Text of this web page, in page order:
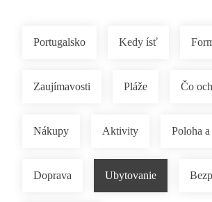
Portugalsko Kedy ísť
Zaujímavosti Pláže Čo
Nákupy Aktivity Poloha
Doprava Ubytovanie